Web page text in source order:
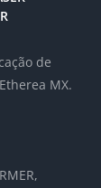
de
MX.